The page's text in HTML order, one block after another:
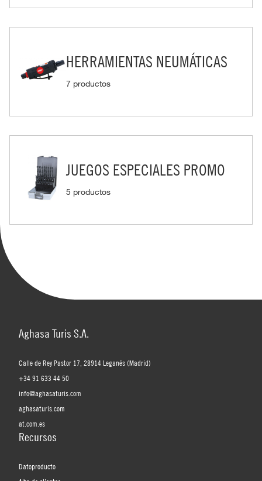
HERRAMIENTAS NEUMÁTICAS
7 productos
JUEGOS ESPECIALES PROMO
5 productos
Aghasa Turis S.A.
Calle de Rey Pastor 17, 28914 Leganés (Madrid)
+34 91 633 44 50
info@aghasaturis.com
aghasaturis.com
at.com.es
Recursos
Datoproducto